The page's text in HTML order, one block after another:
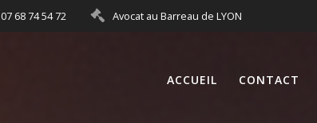
07 68 74 54 72 Avocat au Barreau de LYON
ACCUEIL CONTACT